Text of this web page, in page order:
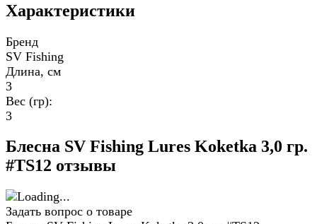
Характеристики
Бренд
SV Fishing
Длина, см
3
Вес (гр):
3
Блесна SV Fishing Lures Koketka 3,0 гр.
#TS12 отзывы
Задать вопрос о товаре